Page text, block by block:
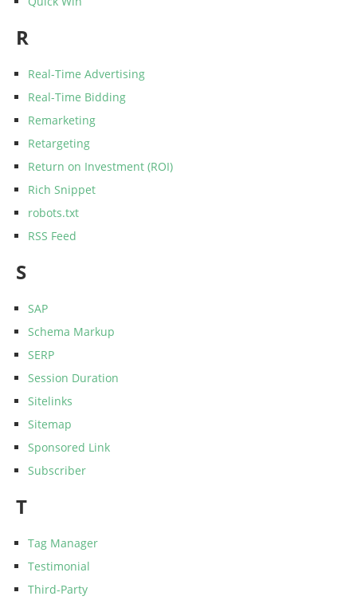
R
Real-Time Advertising
Real-Time Bidding
Remarketing
Retargeting
Return on Investment (ROI)
Rich Snippet
robots.txt
RSS Feed
S
SAP
Schema Markup
SERP
Session Duration
Sitelinks
Sitemap
Sponsored Link
Subscriber
T
Tag Manager
Testimonial
Third-Party